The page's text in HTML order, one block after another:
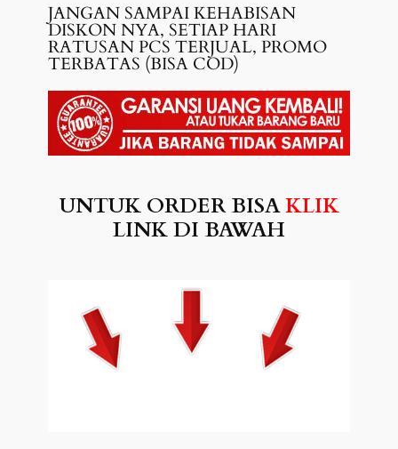
JANGAN SAMPAI KEHABISAN
DISKON NYA, SETIAP HARI
RATUSAN PCS TERJUAL, PROMO
TERBATAS (BISA COD)
UNTUK ORDER BISAKLIK
LINK DI BAWAH